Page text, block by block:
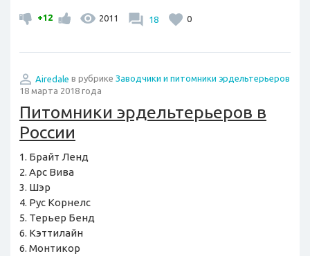
+12 2011 18 0
Airedale в рубрике Заводчики и питомники эрдельтерьеров
18 марта 2018 года
Питомники эрдельтерьеров в
России
1. Брайт Ленд
2. Арс Вива
3. Шэр
4. Рус Корнелс
5. Терьер Бенд
6. Кэттилайн
6. Монтикор